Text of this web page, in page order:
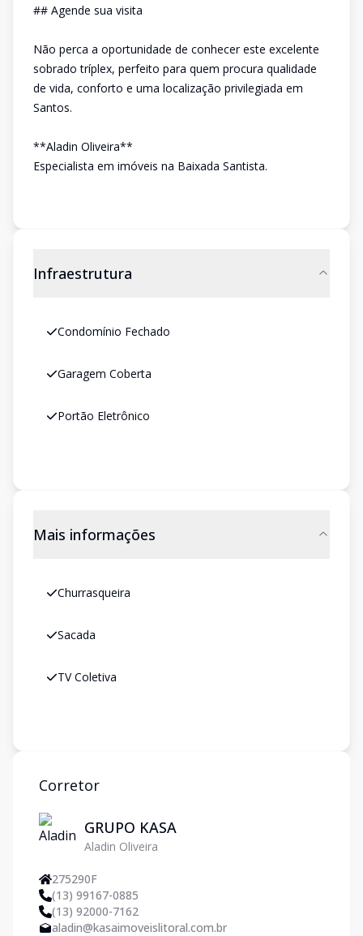
## Agende sua visita
Não perca a oportunidade de conhecer este excelente
sobrado tríplex, perfeito para quem procura qualidade
de vida, conforto e uma localização privilegiada em
Santos.
**Aladin Oliveira**
Especialista em imóveis na Baixada Santista.
Infraestrutura
Condomínio Fechado
Garagem Coberta
Portão Eletrônico
Mais informações
Churrasqueira
Sacada
TV Coletiva
Corretor
GRUPO KASA
Aladin Oliveira
275290F
(13) 99167-0885
(13) 92000-7162
aladin@kasaimoveislitoral.com.br